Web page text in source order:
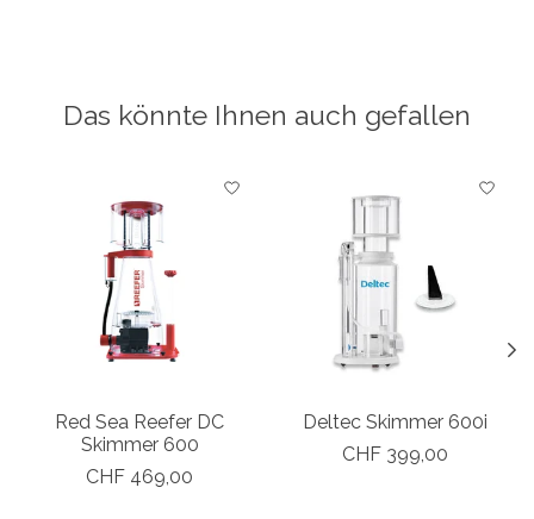
Das könnte Ihnen auch gefallen
Produkt-Karussell-Artikel
Red Sea Reefer DC
Skimmer 600
CHF 469,00
Deltec Skimmer 600i
CHF 399,00